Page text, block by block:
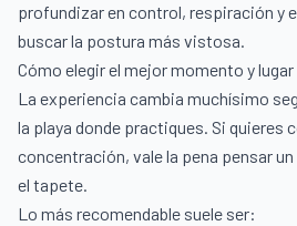
profundizar en control, respiración y
buscar la postura más vistosa.
Cómo elegir el mejor momento y lugar
La experiencia cambia muchísimo
la playa donde practiques. Si quieres
concentración, vale la pena pensar
el tapete.
Lo más recomendable suele ser: